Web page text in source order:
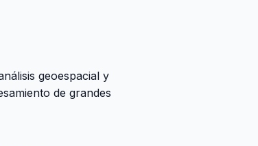
geoespacial y
de grandes